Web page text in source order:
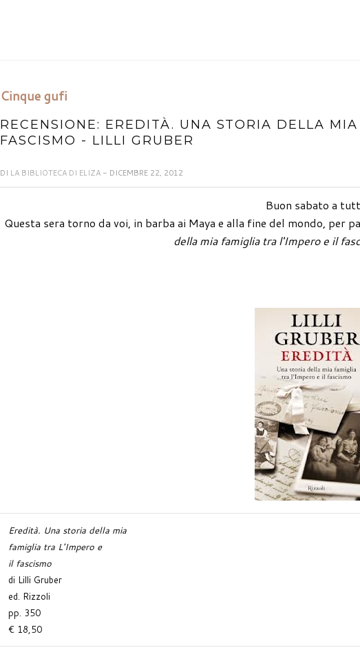
Cinque gufi
RECENSIONE: EREDITÀ. UNA STORIA DELLA
FASCISMO - LILLI GRUBER
DI LA BIBLIOTECA DI ELIZA - DICEMBRE 22, 2012
Buon sabato a
Questa sera torno da voi, in barba ai Maya e alla fine del mondo, per
della mia famiglia tra l'Impero e il
Eredità. Una storia della mia
famiglia tra L'Impero e
il fascismo
di Lilli Gruber
ed. Rizzoli
pp. 350
€ 18,50